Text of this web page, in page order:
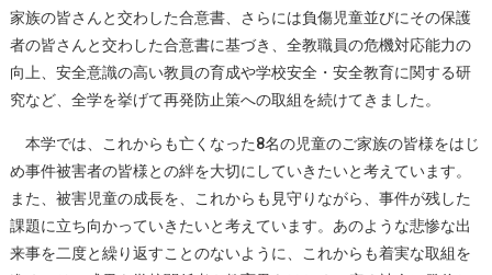
家族の皆さんと交わした合意書、さらには負傷児童並びにその保護
者の皆さんと交わした合意書に基づき、全教職員の危機対応能力の
向上、安全意識の高い教員の育成や学校安全・安全教育に関する研
究など、全学を挙げて再発防止策への取組を続けてきました。
本学では、これからも亡くなった8名の児童のご家族の皆様をはじ
め事件被害者の皆様との絆を大切にしていきたいと考えています。
また、被害児童の成長を、これからも見守りながら、事件が残した
課題に立ち向かっていきたいと考えています。あのような悲惨な出
来事を二度と繰り返すことのないように、これからも着実な取組を